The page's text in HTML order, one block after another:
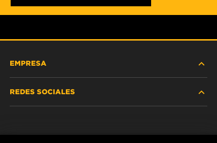
EMPRESA
REDES SOCIALES